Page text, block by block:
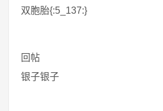
双胞胎{:5_137:}
回帖
银子银子